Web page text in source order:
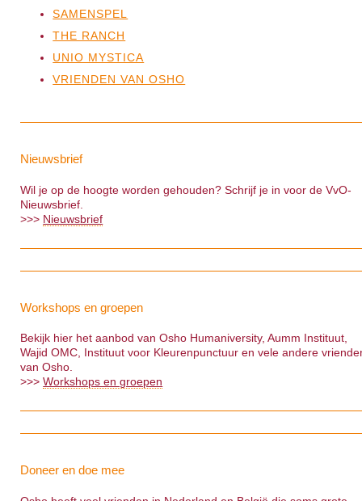
SAMENSPEL
THE RANCH
UNIO MYSTICA
VRIENDEN VAN OSHO
Nieuwsbrief
Wil je op de hoogte worden gehouden? Schrijf je in voor de VvO-
Nieuwsbrief.
>>> Nieuwsbrief
Workshops en groepen
Bekijk hier het aanbod van Osho Humaniversity, Aumm Instituut,
Wajid OMC, Instituut voor Kleurenpunctuur en vele andere
van Osho.
>>>Workshops en groepen
Doneer en doe mee